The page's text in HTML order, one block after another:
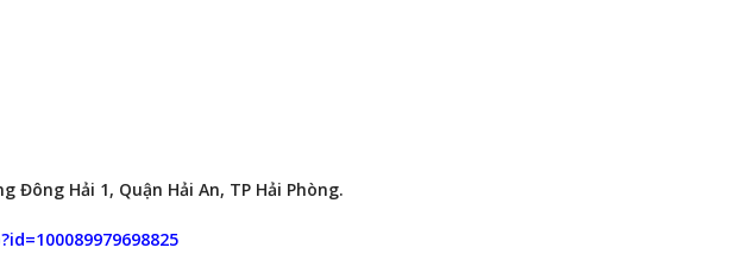
Đông Hải 1, Quận Hải An, TP Hải Phòng.